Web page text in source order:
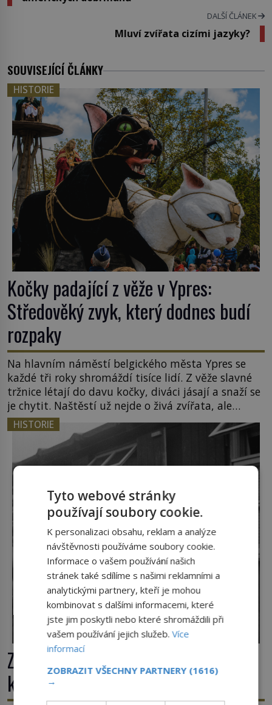
DALŠÍ ČLÁNEK
Mluví zvířata cizími jazyky?
SOUVISEJÍCÍ ČLÁNKY
HISTORIE
Kočky padající z věže v Ypres:
Středověký zvyk, který dodnes budí
rozpaky
Na hlavním náměstí belgického města Ypres se
každé tři roky shromáždí tisíce lidí. Z věže slavné
tržnice létají do davu kočky, diváci jásají a snaží se
je chytit. Naštěstí už nejde o živá zvířata, ale
jenom o plyšové suvenýry. Kdysi to ale bylo jinak.
Tato veselá podívaná připomíná jeden z
nejpodivnějších a zároveň nejkrutějších zvyků […]
HISTORIE
Zlo v sukni. Tři nejhorší bachařky z
koncentračních táborů
Tyto webové stránky
používají soubory cookie.
K personalizaci obsahu, reklam a analýze
návštěvnosti používáme soubory cookie.
Informace o vašem používání našich
stránek také sdílíme s našimi reklamními a
analytickými partnery, kteří je mohou
kombinovat s dalšími informacemi, které
jste jim poskytli nebo které shromáždili při
vašem používání jejich služeb.Více
informací
ZOBRAZIT VŠECHNY PARTNERY (1616)
→